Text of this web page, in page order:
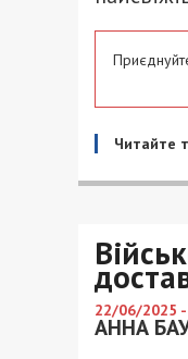
Читайте
22/06/2025
АННА